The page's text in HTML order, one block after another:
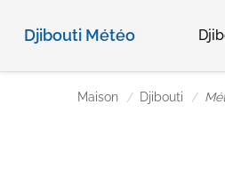
Djibouti Météo
Maison Djibouti